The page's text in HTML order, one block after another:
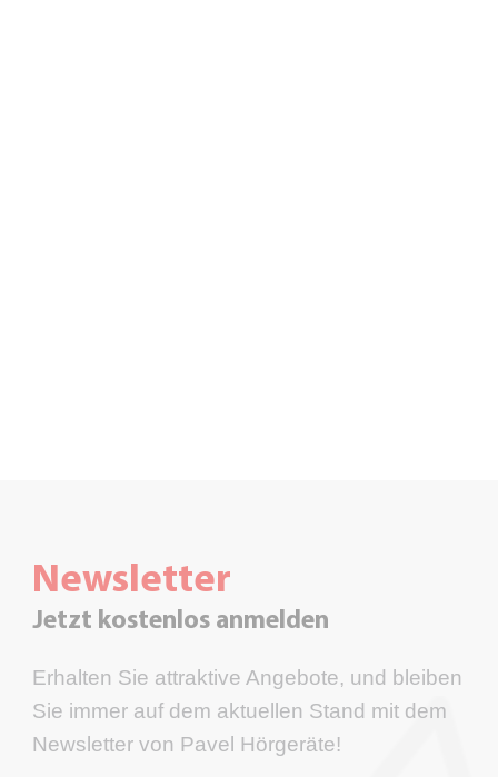
Newsletter
Jetzt kostenlos anmelden
Erhalten Sie attraktive Angebote, und bleiben
Sie immer auf dem aktuellen Stand mit dem
Newsletter von Pavel Hörgeräte!